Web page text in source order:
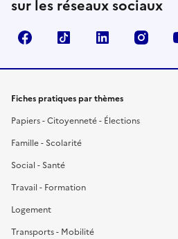
sur les réseaux sociaux
FacebookTikTok LinkedIn
Fiches pratiques par thèmes
Papiers - Citoyenneté - Élections
Famille - Scolarité
Social - Santé
Travail - Formation
Logement
Transports - Mobilité